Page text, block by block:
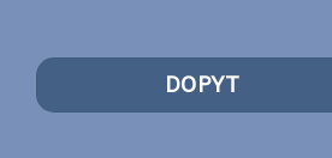
DOPYT